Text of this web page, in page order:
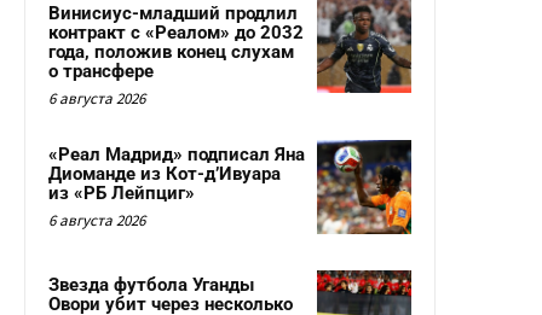
Винисиус-младший продлил
контракт с «Реалом» до 2032
года, положив конец слухам
о трансфере
6 августа 2026
«Реал Мадрид» подписал Яна
Диоманде из Кот-д’Ивуара
из «РБ Лейпциг»
6 августа 2026
Звезда футбола Уганды
Овори убит через несколько